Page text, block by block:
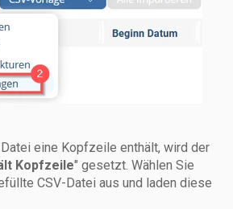
eine Kopfzeile enthält, wird der
Kopfzeile" gesetzt. Wählen Sie
CSV-Datei aus und laden diese